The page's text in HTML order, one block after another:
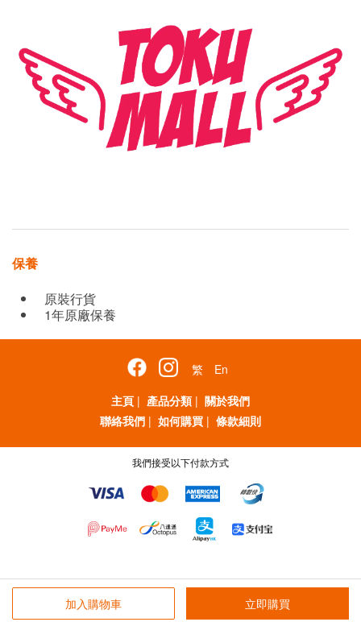
加入購物車 立即購買
保養
原裝行貨
1年原廠保養
繁
En
主頁 | 產品分類 | 關於我們
聯絡我們 | 如何購買 | 條款細則
我們接受以下付款方式